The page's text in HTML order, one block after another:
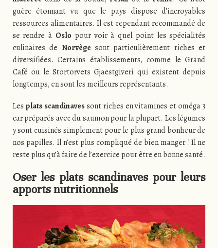
guère étonnant vu que le pays dispose d’incroyables
ressources alimentaires. Il est cependant recommandé de
se rendre à Oslo pour voir à quel point les spécialités
culinaires de Norvège sont particulièrement riches et
diversifiées. Certains établissements, comme le Grand
Café ou le Stortorvets Gjaestgiveri qui existent depuis
longtemps, en sont les meilleurs représentants.
Les plats scandinavessont riches en vitamines et oméga 3
car préparés avec du saumon pour la plupart. Les légumes
y sont cuisinés simplement pour le plus grand bonheur de
nos papilles. Il n’est plus compliqué de bien manger ! Il ne
reste plus qu’à faire de l’exercice pour être en bonne santé.
Oser les plats scandinaves pour leurs
apports nutritionnels